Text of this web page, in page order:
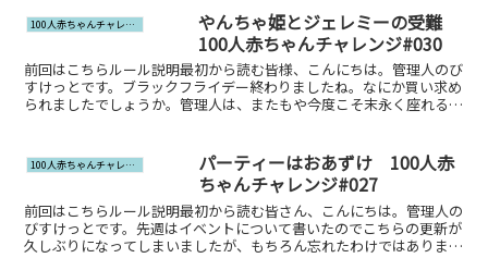
100人赤ちゃんチャレンジ
やんちゃ姫とジェレミーの受難
100人赤ちゃんチャレンジ#030
前回はこちらルール説明最初から読む皆様、こんにちは。管理人のび
すけっとです。ブラックフライデー終わりましたね。なにか買い求め
られましたでしょうか。管理人は、またもや今度こそ末永く座れる椅
100人赤ちゃんチャレンジ
パーティーはおあずけ 100人赤
ちゃんチャレンジ#027
前回はこちらルール説明最初から読む皆さん、こんにちは。管理人の
びすけっとです。先週はイベントについて書いたのでこちらの更新が
久しぶりになってしまいましたが、もちろん忘れたわけではありませ